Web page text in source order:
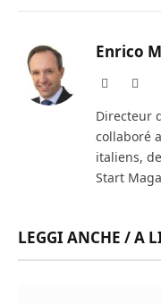
Enrico
Website
Directeur
collaboré
italiens,
Start
LEGGI ANCHE / A